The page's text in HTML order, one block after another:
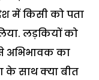
में किसी को पता
लड़कियों को
अभिभावक का
के साथ क्या बीत